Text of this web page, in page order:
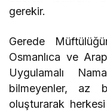
gerekir.
Gerede
Osmanlıca ve
Uygulamalı
bilmeyenler, az
oluşturarak